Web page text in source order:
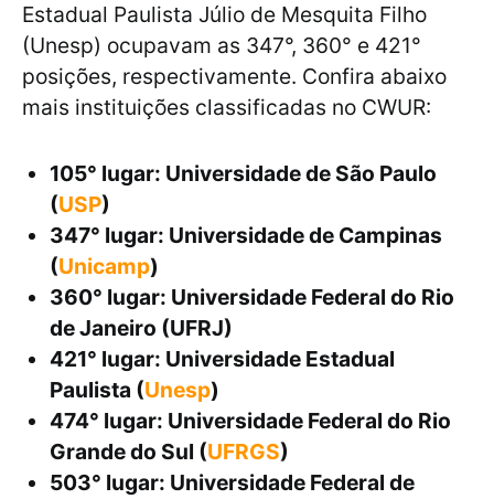
Estadual Paulista Júlio de Mesquita Filho
(Unesp) ocupavam as 347°, 360° e 421°
posições, respectivamente. Confira abaixo
mais instituições classificadas no CWUR:
105° lugar: Universidade de São Paulo
(USP)
347° lugar: Universidade de Campinas
(Unicamp)
360° lugar: Universidade Federal do Rio
de Janeiro (UFRJ)
421° lugar: Universidade Estadual
Paulista (Unesp)
474° lugar: Universidade Federal do Rio
Grande do Sul (UFRGS)
503° lugar: Universidade Federal de